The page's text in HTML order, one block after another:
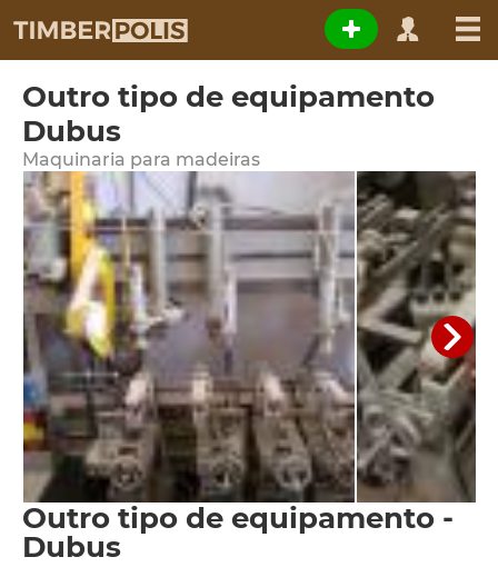
Outro tipo de equipamento
Dubus
Maquinaria para madeiras
Outro tipo de equipamento -
Dubus